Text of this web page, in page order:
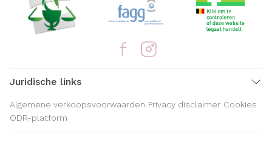
Juridische links
Algemene verkoopsvoorwaarden Privacy disclaimer Cookies
ODR-platform